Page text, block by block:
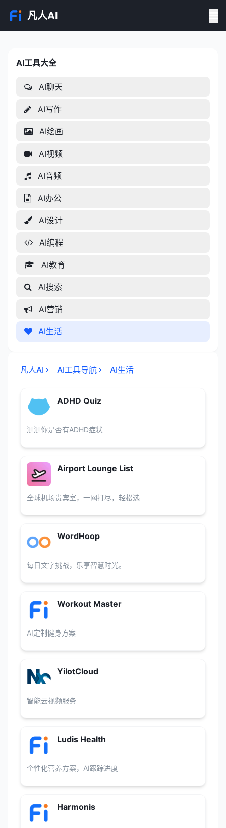
凡人AI
AI工具大全
AI工具大全
AI聊天
AI写作
AI绘画
AI视频
AI音频
AI办公
AI设计
AI编程
AI教育
AI搜索
AI营销
AI生活
凡人AI AI工具导航 AI生活
ADHD Quiz
测测你是否有ADHD症状
Airport Lounge List
全球机场贵宾室，一网打尽，轻松选
WordHoop
每日文字挑战，乐享智慧时光。
Workout Master
AI定制健身方案
YiIotCloud
智能云视频服务
Ludis Health
个性化营养方案，AI跟踪进度
Harmonis